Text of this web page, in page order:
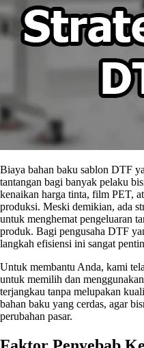
Biaya bahan baku sablon DTF
tantangan bagi banyak pelaku
kenaikan harga tinta, film PET,
produksi. Meski demikian, ada
untuk menghemat pengeluaran
produk. Bagi pengusaha DTF
langkah efisiensi ini sangat
Untuk membantu Anda, kami
untuk memilih dan menggunakan
terjangkau tanpa melupakan
bahan baku yang cerdas, agar
perubahan pasar.